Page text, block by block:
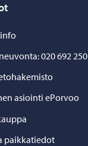
020 692 250
asiointi ePorvoo
paikkatiedot